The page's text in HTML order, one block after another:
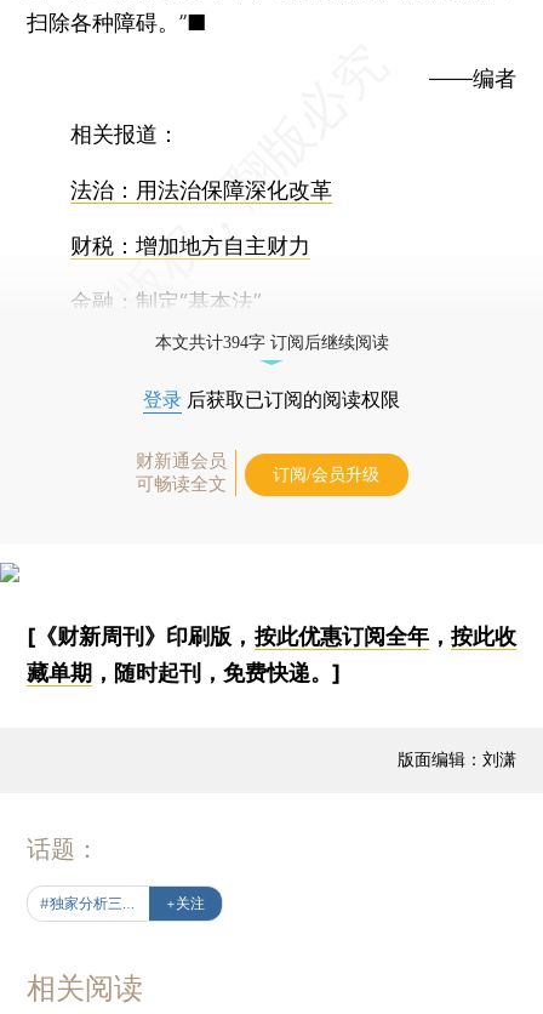
扫除各种障碍。”■
——编者
相关报道：
法治：用法治保障深化改革
财税：增加地方自主财力
金融：制定“基本法”
本文共计394字 订阅后继续阅读
登录 后获取已订阅的阅读权限
财新通会员
可畅读全文
订阅/会员升级
[《财新周刊》印刷版， 按此优惠订阅全年， 按此收
藏单期 ，随时起刊，免费快递。]
版面编辑：刘潇
话题：
+关注
相关阅读